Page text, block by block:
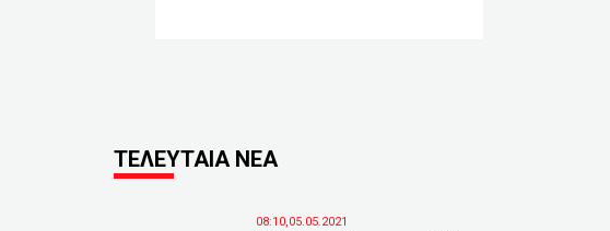
ΤΕΛΕΥΤΑΙΑ ΝΕΑ
08:10,05.05.2021